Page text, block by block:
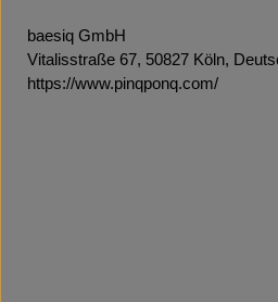
baesiq GmbH
Vitalisstraße 67, 50827 Köln,
https://www.pinqponq.com/